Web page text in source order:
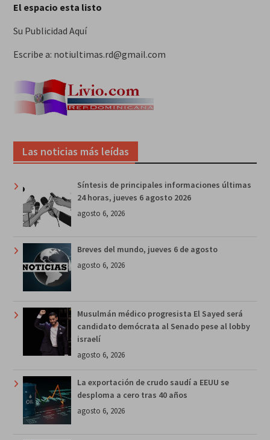
El espacio esta listo
Su Publicidad Aquí
Escribe a: notiultimas.rd@gmail.com
Las noticias más leídas
Síntesis de principales informaciones últimas
24 horas, jueves 6 agosto 2026
agosto 6, 2026
Breves del mundo, jueves 6 de agosto
agosto 6, 2026
Musulmán médico progresista El Sayed será
candidato demócrata al Senado pese al lobby
israelí
agosto 6, 2026
La exportación de crudo saudí a EEUU se
desploma a cero tras 40 años
agosto 6, 2026